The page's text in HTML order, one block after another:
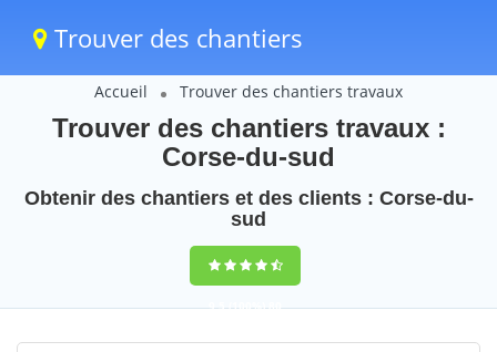
Trouver des chantiers
Accueil Trouver des chantiers travaux
Trouver des chantiers travaux :
Corse-du-sud
Obtenir des chantiers et des clients : Corse-du-
sud
9,5(100%)80
votes